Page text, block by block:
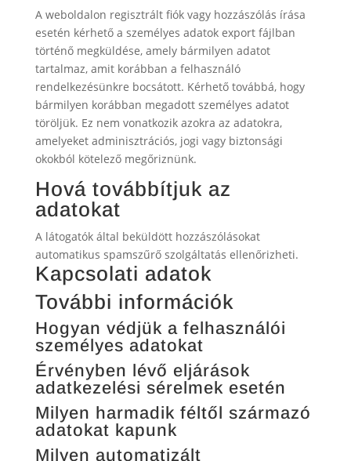
A weboldalon regisztrált fiók vagy hozzászólás írása
esetén kérhető a személyes adatok export fájlban
történő megküldése, amely bármilyen adatot
tartalmaz, amit korábban a felhasználó
rendelkezésünkre bocsátott. Kérhető továbbá, hogy
bármilyen korábban megadott személyes adatot
töröljük. Ez nem vonatkozik azokra az adatokra,
amelyeket adminisztrációs, jogi vagy biztonsági
okokból kötelező megőriznünk.
Hová továbbítjuk az
adatokat
A látogatók által beküldött hozzászólásokat
automatikus spamszűrő szolgáltatás ellenőrizheti.
Kapcsolati adatok
További információk
Hogyan védjük a felhasználói
személyes adatokat
Érvényben lévő eljárások
adatkezelési sérelmek esetén
Milyen harmadik féltől származó
adatokat kapunk
Milyen automatizált